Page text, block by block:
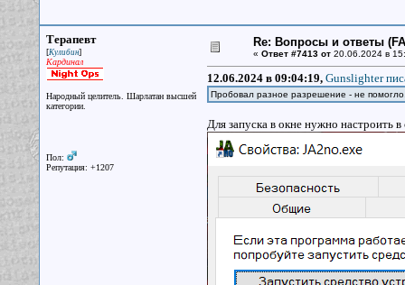
Терапевт
[Кулибин]
Кардинал
Народный целитель. Шарлатан высшей
категории.
Пол:
Репутация: +1207
Re: Вопросы и ответы
« Ответ #7413 от20.06.2024 в
12.06.2024 в 09:04:19, Gunslighter
Пробовал разное разрешение - не
Для запуска в окне нужно настроить